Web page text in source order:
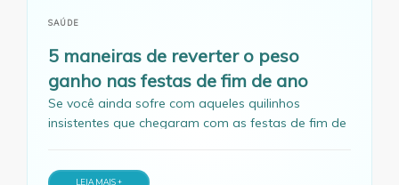
SAÚDE
5 maneiras de reverter o peso
ganho nas festas de fim de ano
Se você ainda sofre com aqueles quilinhos
insistentes que chegaram com as festas de fim de
LEIA MAIS +